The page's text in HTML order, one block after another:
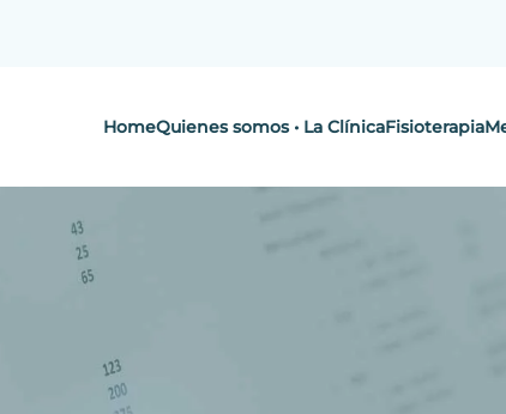
HomeQuienes somos • La ClínicaFisioterapia